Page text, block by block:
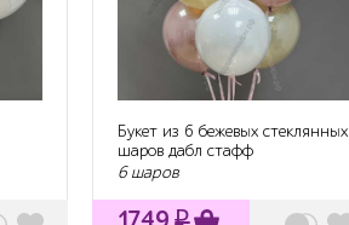
Букет из 6 бежевых стеклянных
шаров дабл стафф
6 шаров